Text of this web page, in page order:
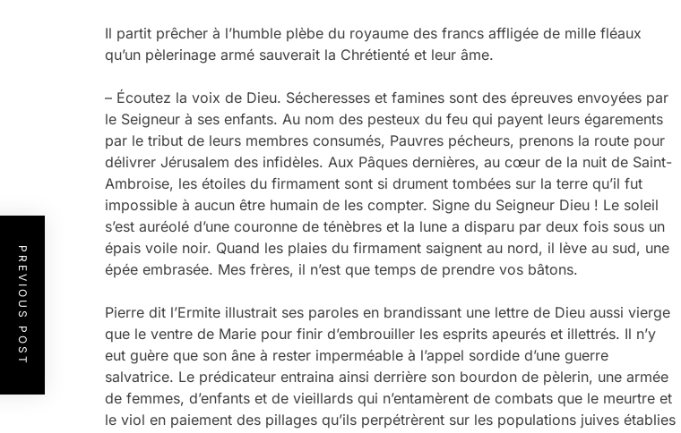
Il partit prêcher à l’humble plèbe du royaume des francs affligée de mille fléaux
qu’un pèlerinage armé sauverait la Chrétienté et leur âme.
– Écoutez la voix de Dieu. Sécheresses et famines sont des épreuves envoyées par
le Seigneur à ses enfants. Au nom des pesteux du feu qui payent leurs égarements
par le tribut de leurs membres consumés, Pauvres pécheurs, prenons la route pour
délivrer Jérusalem des infidèles. Aux Pâques dernières, au cœur de la nuit de Saint-
Ambroise, les étoiles du firmament sont si drument tombées sur la terre qu’il fut
impossible à aucun être humain de les compter. Signe du Seigneur Dieu ! Le soleil
s’est auréolé d’une couronne de ténèbres et la lune a disparu par deux fois sous un
épais voile noir. Quand les plaies du firmament saignent au nord, il lève au sud, une
épée embrasée. Mes frères, il n’est que temps de prendre vos bâtons.
Pierre dit l’Ermite illustrait ses paroles en brandissant une lettre de Dieu aussi vierge
que le ventre de Marie pour finir d’embrouiller les esprits apeurés et illettrés. Il n’y
eut guère que son âne à rester imperméable à l’appel sordide d’une guerre
salvatrice. Le prédicateur entraina ainsi derrière son bourdon de pèlerin, une armée
de femmes, d’enfants et de vieillards qui n’entamèrent de combats que le meurtre et
le viol en paiement des pillages qu’ils perpétrèrent sur les populations juives établies
PREVIOUS POST